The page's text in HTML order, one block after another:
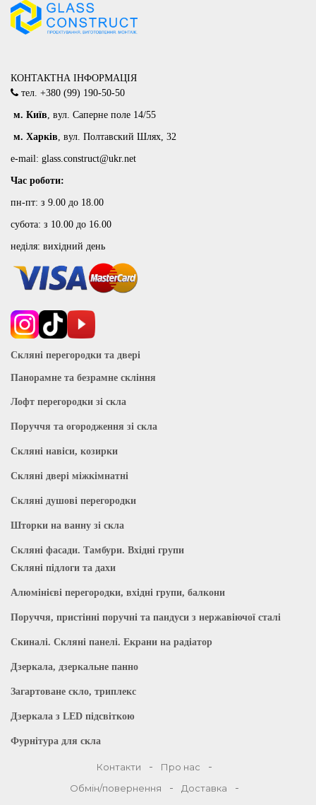
КОНТАКТНА ІНФОРМАЦІЯ
тел. +380 (99) 190-50-50
м. Київ, вул. Саперне поле 14/55
м. Харків, вул. Полтавский Шлях, 32
e-mail: glass.construct@ukr.net
Час роботи:
пн-пт: з 9.00 до 18.00
субота: з 10.00 до 16.00
неділя: вихідний день
Скляні перегородки та двері
Панорамне та безрамне скління
Лофт перегородки зі скла
Поруччя та огородження зі скла
Скляні навіси, козирки
Скляні двері міжкімнатні
Скляні душові перегородки
Шторки на ванну зі скла
Скляні фасади. Тамбури. Вхідні групи
Скляні підлоги та дахи
Алюмінієві перегородки, вхідні групи, балкони
Поруччя, пристінні поручні та пандуси з нержавіючої сталі
Скиналі. Скляні панелі. Екрани на радіатор
Дзеркала, дзеркальне панно
Загартоване скло, триплекс
Дзеркала з LED підсвіткою
Фурнітура для скла
Контакти
Про нас
Обмін/повернення
Доставка